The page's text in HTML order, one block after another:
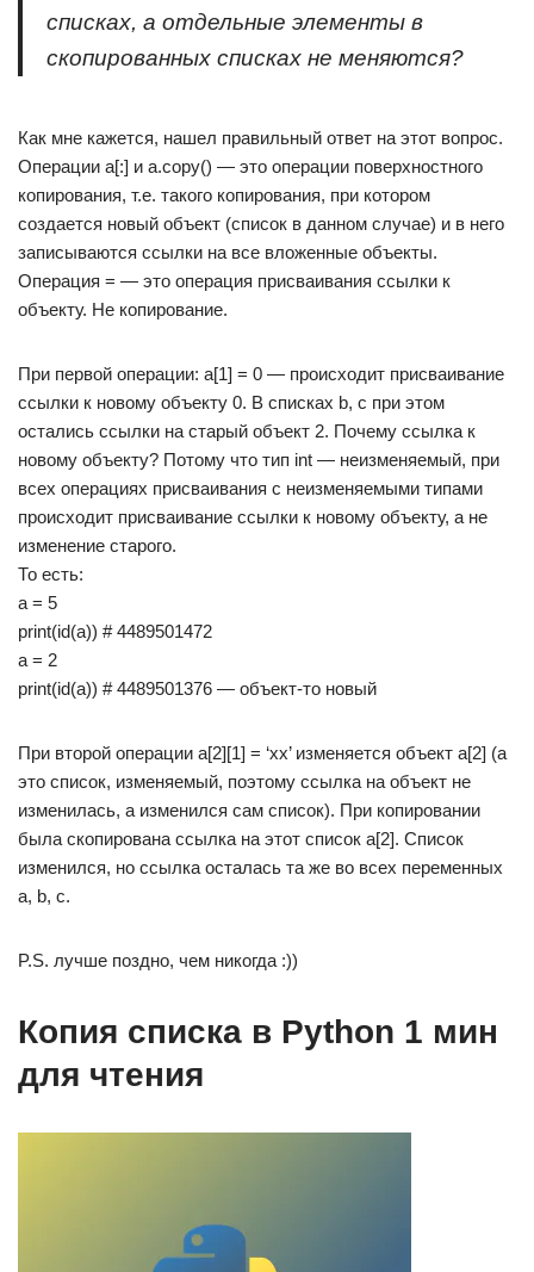
списках, а отдельные элементы в
скопированных списках не меняются?
Как мне кажется, нашел правильный ответ на этот вопрос.
Операции a[:] и a.copy() — это операции поверхностного
копирования, т.е. такого копирования, при котором
создается новый объект (список в данном случае) и в него
записываются ссылки на все вложенные объекты.
Операция = — это операция присваивания ссылки к
объекту. Не копирование.
При первой операции: a[1] = 0 — происходит присваивание
ссылки к новому объекту 0. В списках b, c при этом
остались ссылки на старый объект 2. Почему ссылка к
новому объекту? Потому что тип int — неизменяемый, при
всех операциях присваивания с неизменяемыми типами
происходит присваивание ссылки к новому объекту, а не
изменение старого.
То есть:
a = 5
print(id(a)) # 4489501472
a = 2
print(id(a)) # 4489501376 — объект-то новый
При второй операции a[2][1] = ‘xx’ изменяется объект a[2] (а
это список, изменяемый, поэтому ссылка на объект не
изменилась, а изменился сам список). При копировании
была скопирована ссылка на этот список a[2]. Список
изменился, но ссылка осталась та же во всех переменных
a, b, c.
P.S. лучше поздно, чем никогда :))
Копия списка в Python 1 мин
для чтения